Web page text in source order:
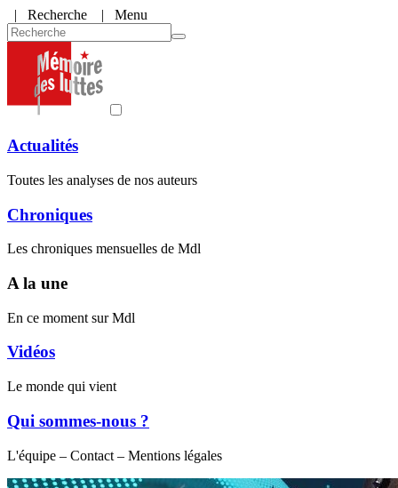
| Recherche | Menu
Actualités
Toutes les analyses de nos auteurs
Chroniques
Les chroniques mensuelles de Mdl
A la une
En ce moment sur Mdl
Vidéos
Le monde qui vient
Qui sommes-nous ?
L'équipe – Contact – Mentions légales